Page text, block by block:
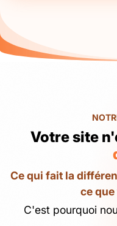
Votre site
Ce qui fait la
ce
C'est pourquoi